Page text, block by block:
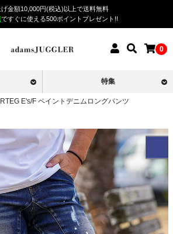
げ金額10,000円(税込)以上で送料無料
ですぐに使える500ポイントプレゼント!!
0
特集
RTEG E's/F ペイントデニムロングパンツ